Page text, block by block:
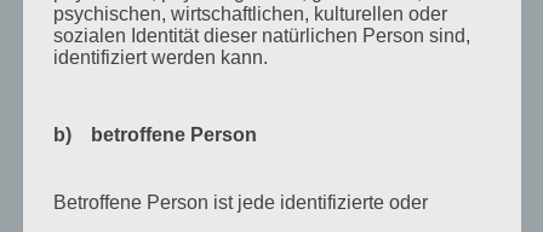
Januar 2010
August 2009
psychischen, wirtschaftlichen, kulturellen oder
sozialen Identität dieser natürlichen Person sind,
identifiziert werden kann.
b) betroffene Person
Betroffene Person ist jede identifizierte oder